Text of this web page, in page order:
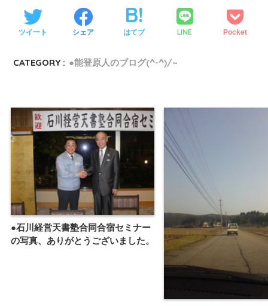
ツイート シェア はてブ LINE Pocket
CATEGORY : ●能登原人のブログ(^-^)/~
●石川経営天書塾合同合宿セミナー
の写真、ありがとうございました。